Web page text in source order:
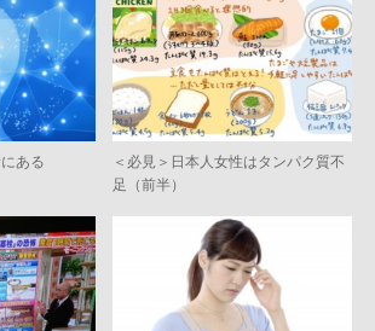
ある
＜必見＞日本人女性はタンパク質不
足（前半）